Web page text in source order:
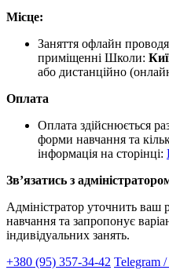
Місце:
Заняття офлайн
приміщенні Школи:
або дистанційно
Оплата
Оплата здійснюється
форми навчання та
інформація на сторінці:
Звʼязатись з
Адміністратор уточнить ваш
навчання та запропонує
індивідуальних занять.
+380 (95) 357-34-42 Telegram